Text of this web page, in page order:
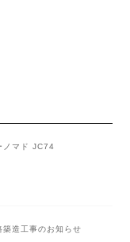
ノマド JC74
造工事のお知らせ